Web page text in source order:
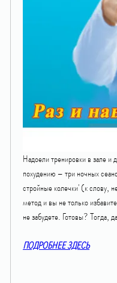
Надоели тренировки в зале
похудению – три ночных
стройные колечки' (к слову,
метод и вы не только
не забудете. Готовы? Тогда,
ПОДРОБНЕЕ ЗДЕСЬ